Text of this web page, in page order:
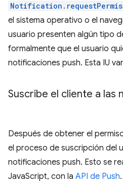
el sistema operativo o el
usuario presenten algún tipo
formalmente que el usuario
notificaciones push. Esta IU
Suscribe el cliente a las
Después de obtener el
el proceso de suscripción del
notificaciones push. Esto se
JavaScript, con la API de Push